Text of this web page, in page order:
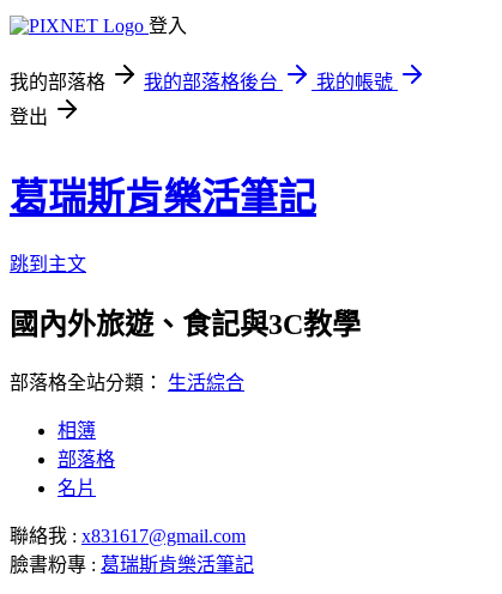
登入
我的部落格 我的部落格後台
我的帳號
登出
葛瑞斯肯樂活筆記
跳到主文
國內外旅遊、食記與3C教學
部落格全站分類： 生活綜合
相簿
部落格
名片
聯絡我 : x831617@gmail.com
臉書粉專 : 葛瑞斯肯樂活筆記